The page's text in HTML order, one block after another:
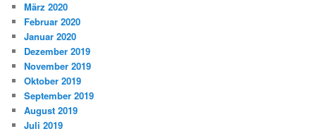
März 2020
Februar 2020
Januar 2020
Dezember 2019
November 2019
Oktober 2019
September 2019
August 2019
Juli 2019